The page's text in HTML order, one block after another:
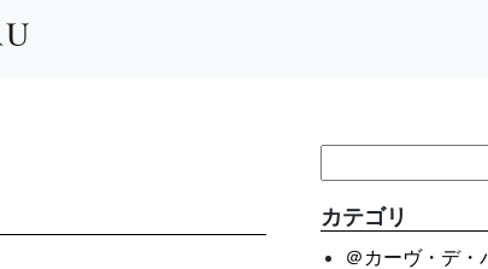
カテゴリ
＠カーヴ・デ・